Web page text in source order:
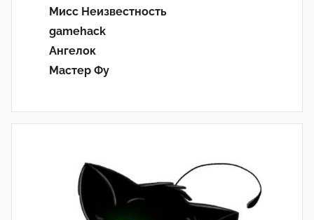
Мисс Неизвестность
gamehack
Ангелок
Мастер Фу